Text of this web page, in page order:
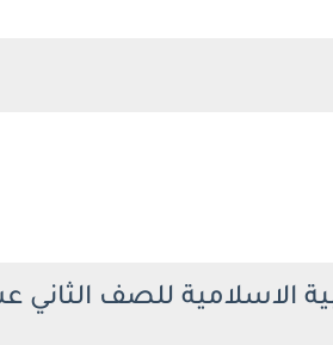
الاسلامية للصف الثاني